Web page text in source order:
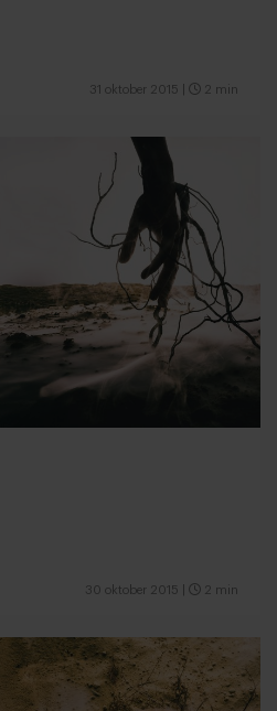
31 oktober 2015 2 min
30 oktober 2015 2 min